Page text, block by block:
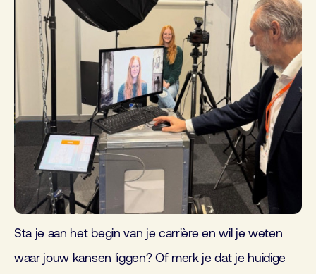
Sta je aan het begin van je carrière en wil je weten
waar jouw kansen liggen? Of merk je dat je huidige